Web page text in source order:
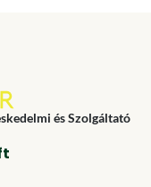
és Szolgáltató